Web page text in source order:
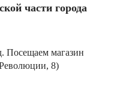
части города
Посещаем магазин
8)